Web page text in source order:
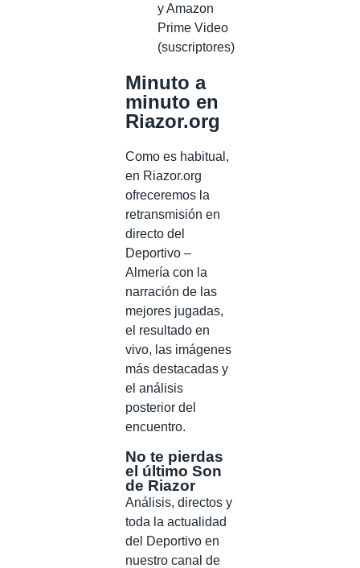
y Amazon
Prime Video
(suscriptores)
Minuto a
minuto en
Riazor.org
Como es habitual,
en Riazor.org
ofreceremos la
retransmisión en
directo del
Deportivo –
Almería con la
narración de las
mejores jugadas,
el resultado en
vivo, las imágenes
más destacadas y
el análisis
posterior del
encuentro.
No te pierdas
el último Son
de Riazor
Análisis, directos y
toda la actualidad
del Deportivo en
nuestro canal de